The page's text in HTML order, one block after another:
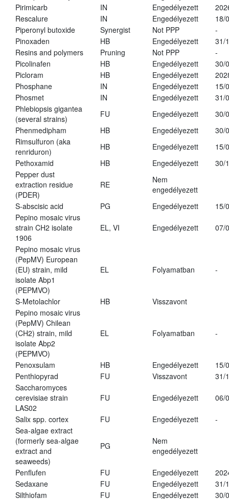
Pirimicarb
IN Engedélyezett
Rescalure
IN Engedélyezett
18/
Piperonyl butoxide
Synergist Not PPP
-
Pinoxaden
HB Engedélyezett
31/
Resins and polymers
Pruning Not PPP
-
Picolinafen
HB Engedélyezett
30/
Picloram
HB Engedélyezett
Phosphane
IN Engedélyezett
15/
Phosmet
IN Engedélyezett
31/
Phlebiopsis gigantea
(several strains)
FU Engedélyezett
30/
Phenmedipham
HB Engedélyezett
30/
Rimsulfuron (aka
renriduron)
HB Engedélyezett
15/
Pethoxamid
HB Engedélyezett
30/
Pepper dust
extraction residue
(PDER)
RE
Nem
engedélyezett
S-abscisic acid
PG Engedélyezett
15/
Pepino mosaic virus
strain CH2 isolate
1906
EL, VI Engedélyezett 07/
Pepino mosaic virus
(PepMV) European
(EU) strain, mild
isolate Abp1
(PEPMVO)
EL Folyamatban -
S-Metolachlor HB
Visszavont
Pepino mosaic virus
(PepMV) Chilean
(CH2) strain, mild
isolate Abp2
(PEPMVO)
EL Folyamatban -
Penoxsulam HB Engedélyezett
15/
Penthiopyrad
FU Visszavont
31/
Saccharomyces
cerevisiae strain
LAS02
FU Engedélyezett 06/
Salix spp. cortex FU Engedélyezett
-
Sea-algae extract
(formerly sea-algae
extract and
seaweeds)
PG
Nem
engedélyezett
Penflufen FU Engedélyezett
Sedaxane
FU Engedélyezett
31/
Silthiofam
FU Engedélyezett 30/